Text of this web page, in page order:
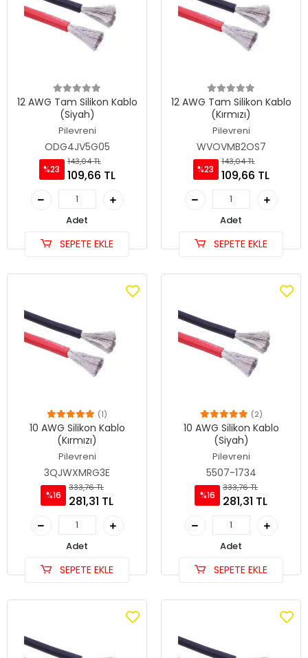
12 AWG Tam Silikon Kablo
(Siyah)
Pilevreni
ODG4JV5G05
%23
143,04 TL
109,66 TL
Adet
SEPETE EKLE
12 AWG Tam Silikon Kablo
(Kırmızı)
Pilevreni
WVOVMB2OS7
%23
143,04 TL
109,66 TL
Adet
SEPETE EKLE
(1)
10 AWG Silikon Kablo
(Kırmızı)
Pilevreni
3QJWXMRG3E
%16
333,76 TL
281,31 TL
Adet
SEPETE EKLE
(2)
10 AWG Silikon Kablo
(Siyah)
Pilevreni
5507-1734
%16
333,76 TL
281,31 TL
Adet
SEPETE EKLE